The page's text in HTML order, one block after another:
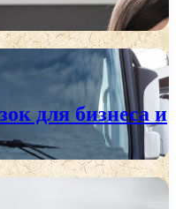
для бизнеса и